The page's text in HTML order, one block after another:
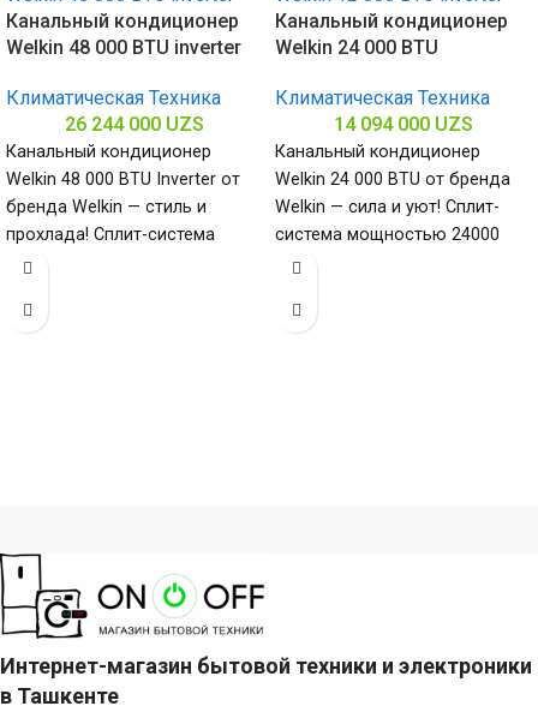
Канальный кондиционер
Welkin 48 000 BTU inverter
Климатическая Техника
26 244 000 UZS
Канальный кондиционер
Welkin 48 000 BTU Inverter от
бренда Welkin — стиль и
прохлада! Сплит-система
мощностью 48000 БТЕ для
Канальный кондиционер
Welkin 24 000 BTU
Климатическая Техника
14 094 000 UZS
Канальный кондиционер
Welkin 24 000 BTU от бренда
Welkin — сила и уют! Сплит-
система мощностью 24000
БТЕ для помещений до
Интернет-магазин бытовой техники и электроники
в Ташкенте